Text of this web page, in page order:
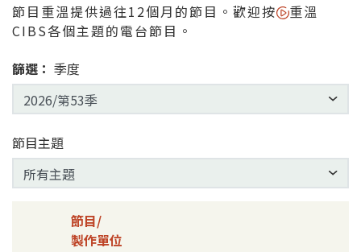
節目重溫提供過往12個月的節目。歡迎按
重溫
CIBS各個主題的電台節目。
篩選： 季度
節目主題
節目/
製作單位